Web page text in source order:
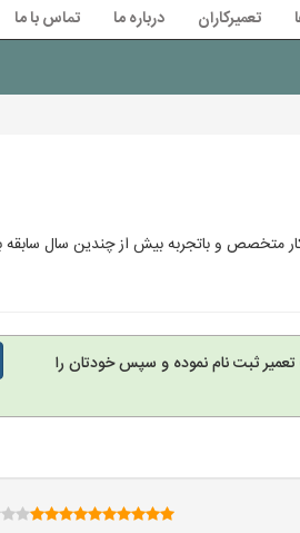
تعمیرکاران درباره ما تماس با ما
متخصص و باتجربه بیش از چندین سال سابقه
ثبت نام نموده و سپس خودتان را